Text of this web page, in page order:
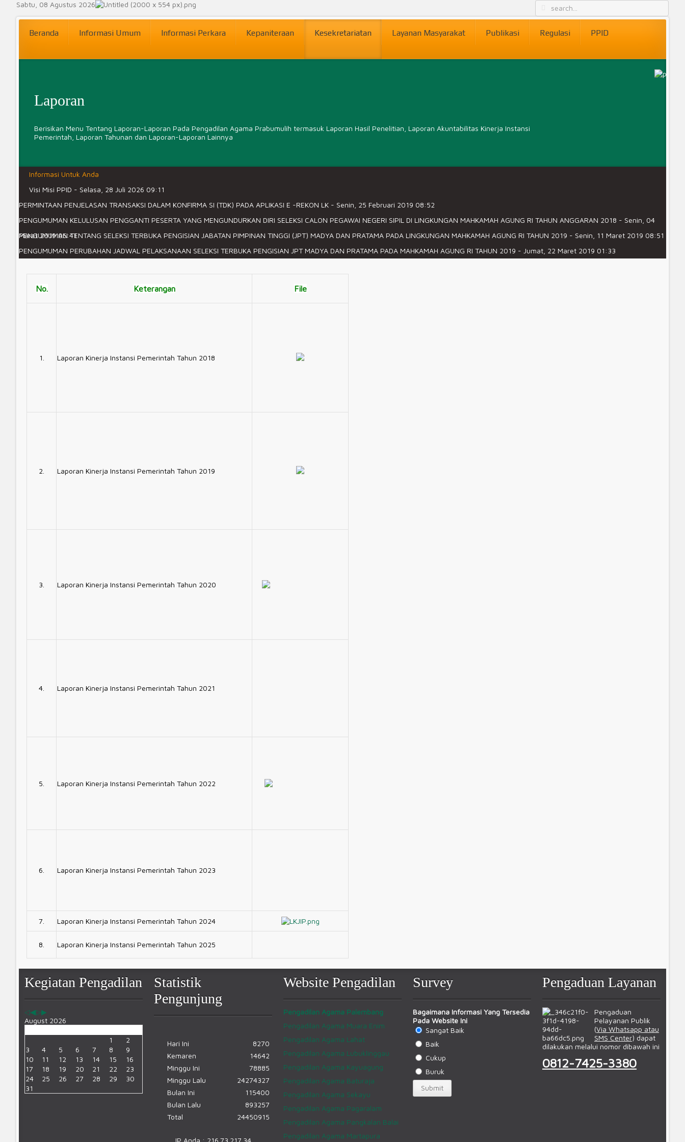
Sabtu, 08 Agustus 2026
Beranda Informasi Umum Informasi Perkara Kepaniteraan Kesekretariatan Layanan Masyarakat Publikasi Regulasi PPID
Laporan
Berisikan Menu Tentang Laporan-Laporan Pada Pengadilan Agama Prabumulih termasuk Laporan Hasil Penelitian, Laporan Akuntabilitas Kinerja Instansi
Pemerintah, Laporan Tahunan dan Laporan-Laporan Lainnya
Informasi Untuk Anda
Visi Misi PPID - Selasa, 28 Juli 2026 09:11
PERMINTAAN PENJELASAN TRANSAKSI DALAM KONFIRMA SI (TDK) PADA APLIKASI E -REKON LK - Senin, 25 Februari 2019 08:52
PENGUMUMAN KELULUSAN PENGGANTI PESERTA YANG MENGUNDURKAN DIRI SELEKSI CALON PEGAWAI NEGERI SIPIL DI LINGKUNGAN MAHKAMAH AGUNG RI TAHUN ANGGARAN 2018 - Senin, 04
Maret 2019 06:41
PENGUMUMAN TENTANG SELEKSI TERBUKA PENGISIAN JABATAN PIMPINAN TINGGI (JPT) MADYA DAN PRATAMA PADA LINGKUNGAN MAHKAMAH AGUNG RI TAHUN 2019 - Senin, 11 Maret 2019 08:51
PENGUMUMAN PERUBAHAN JADWAL PELAKSANAAN SELEKSI TERBUKA PENGISIAN JPT MADYA DAN PRATAMA PADA MAHKAMAH AGUNG RI TAHUN 2019 - Jumat, 22 Maret 2019 01:33
LKJIP
Laporan Kinerja Instansi Pemerintah (LKJiP) adalah sebagai bentuk laporan pertanggungjawaban kinerja Pengadilan Agama Prabumulih selama satu tahun, yang
membandingkan rencana dan target yang telah ditetapkan dengan realisasi yang telah dicapai.
No. Keterangan File
1. Laporan Kinerja Instansi Pemerintah Tahun 2018
2. Laporan Kinerja Instansi Pemerintah Tahun 2019
3. Laporan Kinerja Instansi Pemerintah Tahun 2020
4. Laporan Kinerja Instansi Pemerintah Tahun 2021
5. Laporan Kinerja Instansi Pemerintah Tahun 2022
6. Laporan Kinerja Instansi Pemerintah Tahun 2023
7. Laporan Kinerja Instansi Pemerintah Tahun 2024
8. Laporan Kinerja Instansi Pemerintah Tahun 2025
Kegiatan Pengadilan
Year
Month
Year
Month
August 2026
1
2
3
4 5 6 7 8
9
10
11 12 13 14 15
16
17
18 19 20 21 22
23
24
25 26 27 28 29
30
31
Statistik
Pengunjung
Hari Ini
Kemaren
Minggu Ini
Minggu Lalu
Bulan Ini
Bulan Lalu
Total
8270
14642
78885
24274327
115400
893257
24450915
IP Anda : 216.73.217.34
Website Pengadilan
Pengadilan Agama Palembang
Pengadilan Agama Muara Enim
Pengadilan Agama Lahat
Pengadilan Agama Lubuklinggau
Pengadilan Agama Kayuagung
Pengadilan Agama Baturaja
Pengadilan Agama Sekayu
Pengadilan Agama Pagaralam
Pengadilan Agama Pangkalan Balai
Pengadilan Agama Martapura
Survey
Bagaimana Informasi Yang Tersedia
Pada Website Ini
Sangat Baik
Baik
Cukup
Buruk
Pengaduan Layanan
Pengaduan
Pelayanan Publik
(Via Whatsapp atau
SMS Center) dapat
dilakukan melalui nomor dibawah ini
0812-7425-3380